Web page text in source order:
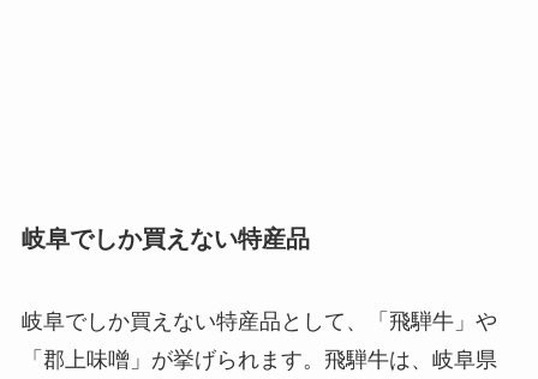
岐阜でしか買えない特産品
岐阜でしか買えない特産品として、「飛騨牛」や
「郡上味噌」が挙げられます。飛騨牛は、岐阜県